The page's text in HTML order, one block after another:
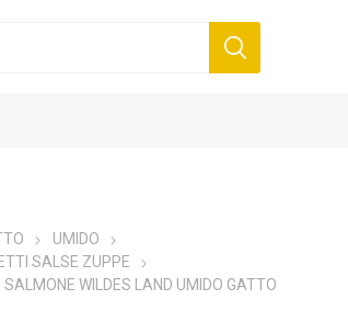
UMIDO
SALSE ZUPPE
WILDES LAND UMIDO GATTO